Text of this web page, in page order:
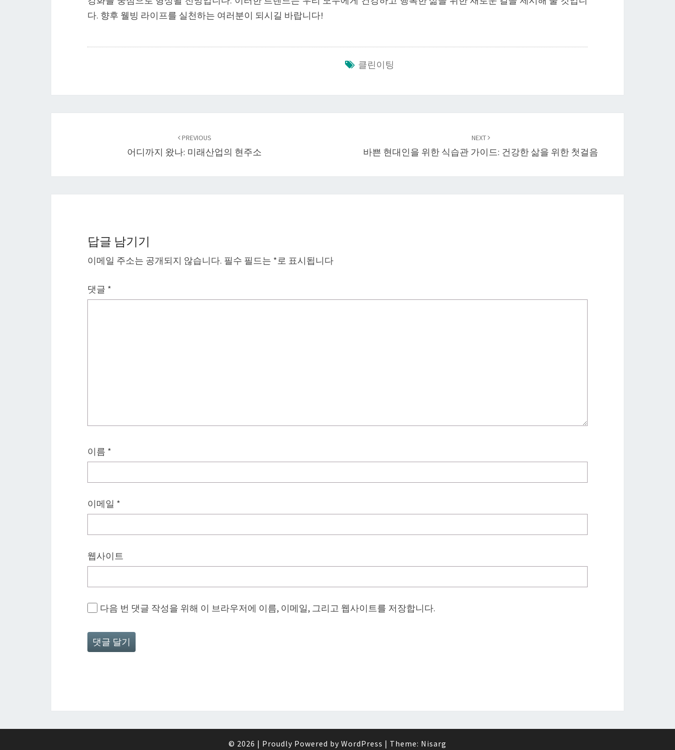
다. 향후 웰빙 라이프를 실천하는 여러분이 되시길 바랍니다!
클린이팅
PREVIOUS
어디까지 왔나: 미래산업의 현주소
NEXT
바쁜 현대인을 위한 식습관 가이드: 건강한 삶을 위한 첫걸음
답글 남기기
이메일 주소는 공개되지 않습니다. 필수 필드는 *로 표시됩니다
댓글 *
이름 *
이메일 *
웹사이트
다음 번 댓글 작성을 위해 이 브라우저에 이름, 이메일, 그리고 웹사이트를 저장합니다.
© 2026 | Proudly Powered by WordPress | Theme: Nisarg